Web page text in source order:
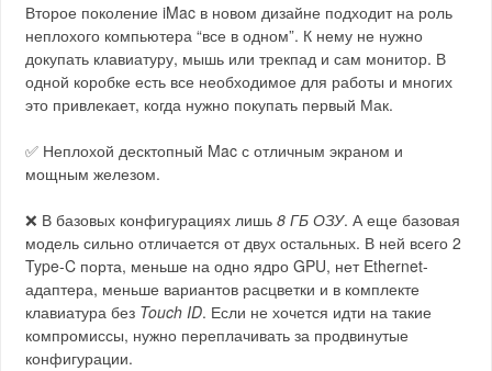
Второе поколение iMac в новом дизайне подходит на роль
неплохого компьютера “все в одном”. К нему не нужно
докупать клавиатуру, мышь или трекпад и сам монитор. В
одной коробке есть все необходимое для работы и многих
это привлекает, когда нужно покупать первый Мак.
✅ Неплохой десктопный Mac с отличным экраном и
мощным железом.
❌ В базовых конфигурациях лишь8 ГБ ОЗУ. А еще базовая
модель сильно отличается от двух остальных. В ней всего 2
Type-C порта, меньше на одно ядро GPU, нет Ethernet-
адаптера, меньше вариантов расцветки и в комплекте
клавиатура без Touch ID. Если не хочется идти на такие
компромиссы, нужно переплачивать за продвинутые
конфигурации.